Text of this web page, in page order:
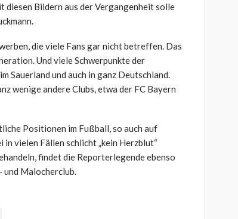
diesen Bildern aus der Vergangenheit solle
die viele Fans gar nicht betreffen. Das
Und viele Schwerpunkte der
Sauerland und auch in ganz Deutschland.
wenige andere Clubs, etwa der FC Bayern
Positionen im Fußball, so auch auf
in vielen Fällen schlicht „kein Herzblut“
findet die Reporterlegende ebenso
und Malocherclub.